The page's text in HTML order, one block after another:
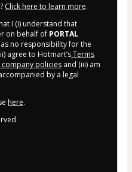
Click here to learn more.
I (i) understand that
on behalf of PORTAL
no responsibility for the
agree to Hotmart’sTerms
company policies and (iii) am
by a legal
here.